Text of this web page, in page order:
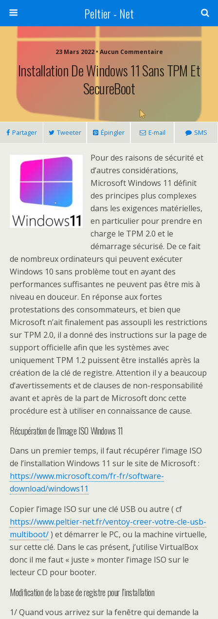
Peltier - Net
23 Mars 2022 • Aucun Commentaire
Installation De Windows 11 Sans TPM Et
SecureBoot
Partager Tweeter Épingler E-mail SMS
Pour des raisons de sécurité et
d’autres considérations,
Microsoft Windows 11 définit
des principes plus complexes
dans les exigences matérielles,
en particulier pour prendre en
charge le TPM 2.0 et le
démarrage sécurisé. De ce fait
de nombreux ordinateurs qui peuvent exécuter
Windows 10 sans problème tout en ayant des
performances suffisantes ne peuvent pas être mis à
niveau en douceur. En réponse aux fortes
protestations des consommateurs, et bien que
Microsoft n’ait finalement pas assoupli les restrictions
sur TPM 2.0, il a donné des instructions sur la page de
support officielle afin que les systèmes avec
uniquement TPM 1.2 puissent être installés après la
création de la clé de registre. Attention il y a beaucoup
d’avertissements et de clauses de non-responsabilité
avant et après de la part de Microsoft donc cette
procédure est à utiliser en connaissance de cause.
Récupération de l’image ISO Windows 11
Dans un premier temps, il faut récupérer l’image ISO
de l’installation Windows 11 sur le site de Microsoft :
https://www.microsoft.com/fr-fr/software-
download/windows11
Copier l’image ISO sur une clé USB ou autre ( cf
https://www.peltier-net.fr/ventoy-creer-votre-cle-usb-
multiboot/) et démarrer le PC, ou la machine virtuelle,
sur cette clé. Dans le cas présent, j’utilise VirtualBox
donc il me faut « juste » monter l’image ISO sur le
lecteur CD pour booter.
Modification de la base de registre pour l’installation
1/ Quand vous arrivez sur la fenêtre qui demande la